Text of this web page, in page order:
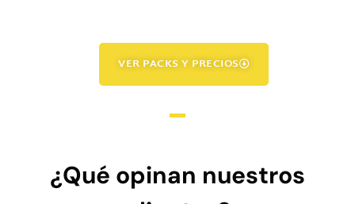
VER PACKS Y PRECIOS
¿Qué opinan nuestros